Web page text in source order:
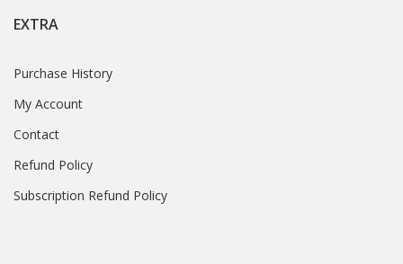
EXTRA
Purchase History
My Account
Contact
Refund Policy
Subscription Refund Policy